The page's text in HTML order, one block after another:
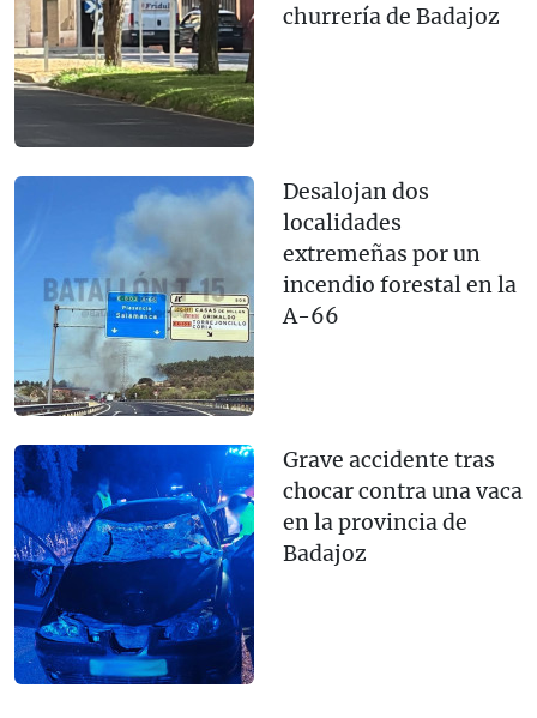
churrería de Badajoz
Desalojan dos
localidades
extremeñas por un
incendio forestal en la
A-66
Grave accidente tras
chocar contra una vaca
en la provincia de
Badajoz